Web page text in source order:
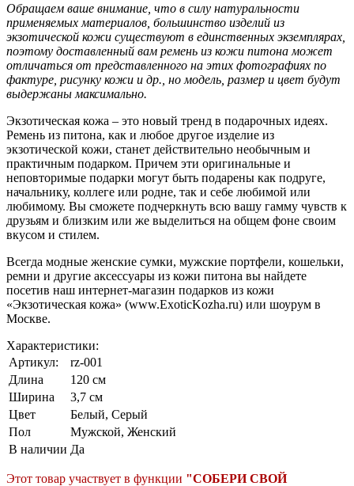
Обращаем ваше внимание, что в силу натуральности
применяемых материалов, большинство изделий из
экзотической кожи существуют в единственных экземплярах,
поэтому доставленный вам ремень из кожи питона может
отличаться от представленного на этих фотографиях по
фактуре, рисунку кожи и др., но модель, размер и цвет будут
выдержаны максимально.
Экзотическая кожа – это новый тренд в подарочных идеях.
Ремень из питона, как и любое другое изделие из
экзотической кожи, станет действительно необычным и
практичным подарком. Причем эти оригинальные и
неповторимые подарки могут быть подарены как подруге,
начальнику, коллеге или родне, так и себе любимой или
любимому. Вы сможете подчеркнуть всю вашу гамму чувств к
друзьям и близким или же выделиться на общем фоне своим
вкусом и стилем.
Всегда модные женские сумки, мужские портфели, кошельки,
ремни и другие аксессуары из кожи питона вы найдете
посетив наш интернет-магазин подарков из кожи
«Экзотическая кожа» (www.ExoticKozha.ru) или шоурум в
Москве.
Характеристики:
Артикул:
rz-001
Длина
120 см
Ширина
3,7 см
Цвет
Белый, Серый
Пол
Мужской, Женский
В наличии Да
Этот товар участвует в функции "СОБЕРИ СВОЙ